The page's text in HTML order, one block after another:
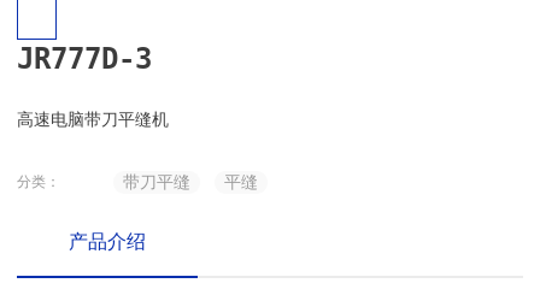
JR777D-3
高速电脑带刀平缝机
分类： 带刀平缝 平缝
产品介绍